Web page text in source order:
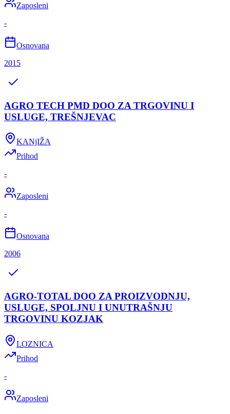
Zaposleni
-
Osnovana
2015
AGRO TECH PMD DOO ZA TRGOVINU I
USLUGE, TREŠNJEVAC
KANjIŽA
Prihod
-
Zaposleni
-
Osnovana
2006
AGRO-TOTAL DOO ZA PROIZVODNJU,
USLUGE, SPOLJNU I UNUTRAŠNJU
TRGOVINU KOZJAK
LOZNICA
Prihod
-
Zaposleni